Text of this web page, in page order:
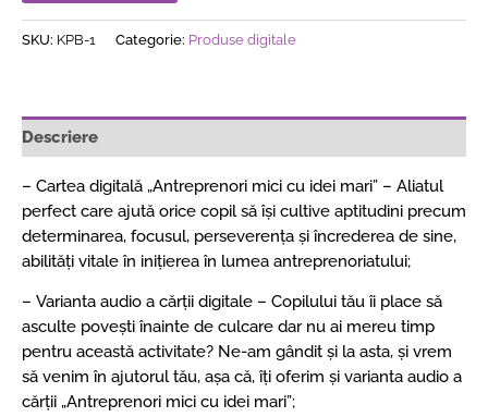
SKU: KPB-1 Categorie: Produse digitale
Descriere
– Cartea digitală „Antreprenori mici cu idei mari” – Aliatul
perfect care ajută orice copil să își cultive aptitudini precum
determinarea, focusul, perseverența și încrederea de sine,
abilități vitale în inițierea în lumea antreprenoriatului;
– Varianta audio a cărții digitale – Copilului tău îi place să
asculte povești înainte de culcare dar nu ai mereu timp
pentru această activitate? Ne-am gândit și la asta, și vrem
să venim în ajutorul tău, așa că, îți oferim și varianta audio a
cărții „Antreprenori mici cu idei mari”;